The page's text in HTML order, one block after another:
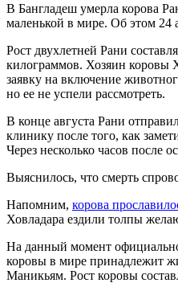
В Бангладеш умерла корова
маленькой в ​​мире. Об этом 24
Рост двухлетней Рани
килограммов. Хозяин коровы
заявку на включение
но ее не успели рассмотреть.
В конце августа Рани
клинику после того, как
Через несколько часов после
Выяснилось, что смерть
Напомним, корова
Ховладара ездили толпы
На данный момент
коровы в мире принадлежит
Маникьям. Рост коровы